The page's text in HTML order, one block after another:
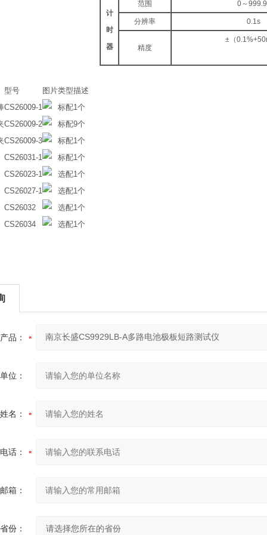
计
时
器
范围 0～
分辨率 0.1s
精度
±（
型号 图片类型描述
CS26009-1 标配1个
CS26009-2 标配9个
CS26009-3 标配1个
CS26031-1
标配1个
CS26023-1
选配1个
CS26027-1
选配1个
CS26032
选配1个
CS26034
选配1个
产品：
位：
名：
话：
箱：
省份：